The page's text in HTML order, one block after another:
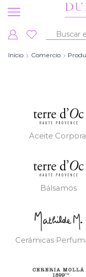
Inicio Comercio
Aceite
Bálsamos
Cerámicas